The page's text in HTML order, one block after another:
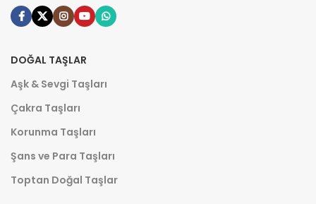
DOĞAL TAŞLAR
Aşk & Sevgi Taşları
Çakra Taşları
Korunma Taşları
Şans ve Para Taşları
Toptan Doğal Taşlar